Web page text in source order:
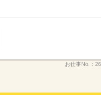
お仕事No.：